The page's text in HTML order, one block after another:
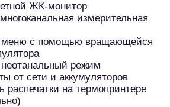
ЖК-монитор
измерительная
меню с помощью вращающейся
режим
от сети и аккумуляторов
распечатки на термопринтере